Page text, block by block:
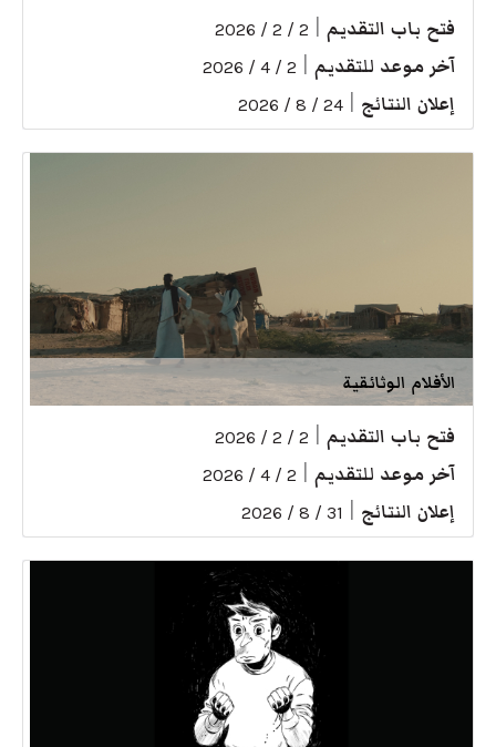
فتح باب التقديم 2 / 2 / 2026
آخر موعد للتقديم 2 / 4 / 2026
إعلان النتائج 24 / 8 / 2026
الأفلام الوثائقية
فتح باب التقديم 2 / 2 / 2026
آخر موعد للتقديم 2 / 4 / 2026
إعلان النتائج 31 / 8 / 2026